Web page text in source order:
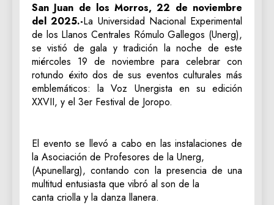
San Juan de los Morros, 22 de noviembre
del 2025.-La Universidad Nacional Experimental
de los Llanos Centrales Rómulo Gallegos (Unerg),
se vistió de gala y tradición la noche de este
miércoles 19 de noviembre para celebrar con
rotundo éxito dos de sus eventos culturales más
emblemáticos: la Voz Unergista en su edición
XXVII, y el 3er Festival de Joropo.
El evento se llevó a cabo en las instalaciones de
la Asociación de Profesores de la Unerg,
(Apunellarg), contando con la presencia de una
multitud entusiasta que vibró al son de la
canta criolla y la danza llanera.